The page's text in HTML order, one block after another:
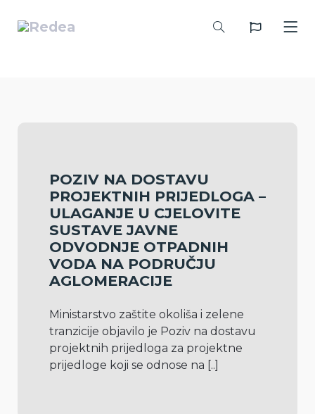
POZIV NA DOSTAVU
PROJEKTNIH PRIJEDLOGA –
ULAGANJE U CJELOVITE
SUSTAVE JAVNE
ODVODNJE OTPADNIH
VODA NA PODRUČJU
AGLOMERACIJE
Ministarstvo zaštite okoliša i zelene
tranzicije objavilo je Poziv na dostavu
projektnih prijedloga za projektne
prijedloge koji se odnose na [..]